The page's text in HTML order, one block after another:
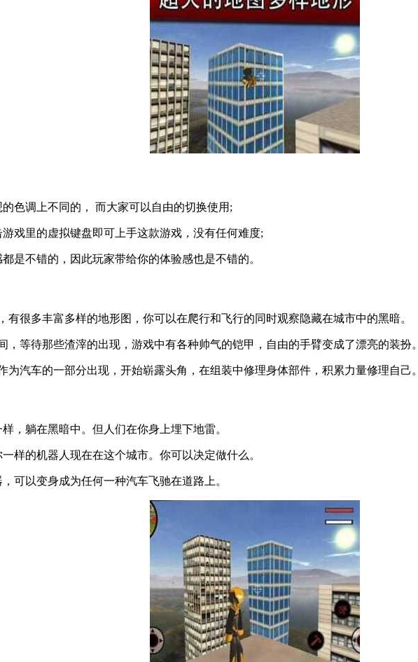
色调上不同的， 而大家可以自由的切换使用;
戏里的虚拟键盘即可上手这款游戏，没有任何难度;
是不错的，因此玩家带给你的体验感也是不错的。
有很多丰富多样的地形图，你可以在爬行和飞行的同时观察隐藏在城市中的黑暗。
，等待那些渣滓的出现，游戏中有各种帅气的铠甲，自由的手臂变成了漂亮的装扮。
汽车的一部分出现，开始崭露头角，在组装中修理身体部件，积累力量修理自己。
，躺在黑暗中。但人们在你身上埋下地雷。
样的机器人现在在这个城市。你可以决定做什么。
可以变身成为任何一种汽车飞驰在道路上。